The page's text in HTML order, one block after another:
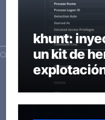
khunt:
un kit de